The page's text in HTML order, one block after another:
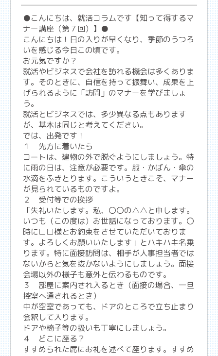
●こんにちは、就活コラムです【知って得するマ
ナー講座（第７回）】●
こんにちは！日の入りが早くなり、季節のうつろ
いを感じる今日この頃です。
お元気ですか？
就活やビジネスで会社を訪れる機会は多くありま
す。そのときに、自信を持って振舞い、成果を上
げられるように「訪問」のマナーを学びましょ
う。
就活とビジネスでは、多少異なる点もあります
が、基本は同じと考えてください。
では、出発です！
１ 先方に着いたら
コートは、建物の外で脱ぐようにしましょう。特
に雨の日は、注意が必要です。服・かばん・傘の
水滴をふきとります。こういうときこそ、マナー
が見られているものですよ。
２ 受付等での挨拶
「失礼いたします。私、〇〇の△△と申します。
いつも（この度は）お世話になっております。〇
時に□□様とお約束をさせていただいておりま
す。よろしくお願いいたします」とハキハキ名乗
ります。特に面接訪問は、相手が人事担当者では
ないからと気を抜かないようにしましょう。面接
会場以外の様子も意外と伝わるものです。
３ 部屋に案内され入るとき（面接の場合、一旦
控室へ通されるとき）
中が空室であっても、ドアのところで立ち止まり
会釈して入ります。
ドアや椅子等の扱いも丁寧にしましょう。
４ どこに座る？
すすめられた席にお礼を述べて座ります。すすめ